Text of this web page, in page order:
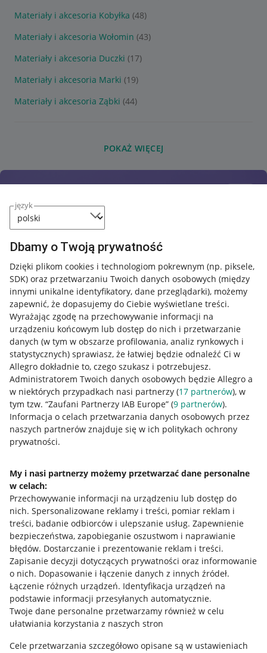
język
Dbamy o Twoją prywatność
Dzięki plikom cookies i technologiom pokrewnym (np. piksele,
SDK) oraz przetwarzaniu Twoich danych osobowych (między
innymi unikalne identyfikatory, dane przeglądarki), możemy
zapewnić, że dopasujemy do Ciebie wyświetlane treści.
Wyrażając zgodę na przechowywanie informacji na
urządzeniu końcowym lub dostęp do nich i przetwarzanie
danych (w tym w obszarze profilowania, analiz rynkowych i
statystycznych) sprawiasz, że łatwiej będzie odnaleźć Ci w
Allegro dokładnie to, czego szukasz i potrzebujesz.
Administratorem Twoich danych osobowych będzie Allegro a
w niektórych przypadkach nasi partnerzy (17 partnerów), w
tym tzw. “Zaufani Partnerzy IAB Europe” (9 partnerów).
Informacja o celach przetwarzania danych osobowych przez
naszych partnerów znajduje się w ich politykach ochrony
prywatności.
My i nasi partnerzy możemy przetwarzać dane personalne
w celach:
Przechowywanie informacji na urządzeniu lub dostęp do
nich. Spersonalizowane reklamy i treści, pomiar reklam i
treści, badanie odbiorców i ulepszanie usług. Zapewnienie
bezpieczeństwa, zapobieganie oszustwom i naprawianie
błędów. Dostarczanie i prezentowanie reklam i treści.
Zapisanie decyzji dotyczących prywatności oraz informowanie
o nich. Dopasowanie i łączenie danych z innych źródeł.
Łączenie różnych urządzeń. Identyfikacja urządzeń na
podstawie informacji przesyłanych automatycznie.
Twoje dane personalne przetwarzamy również w celu
ułatwiania korzystania z naszych stron
Cele przetwarzania szczegółowo opisane są w ustawieniach
Materiały i akcesoria Kobyłka (48)
Materiały i akcesoria Wołomin (43)
Materiały i akcesoria Duczki (17)
Materiały i akcesoria Marki (19)
Materiały i akcesoria Ząbki (44)
POKAŻ WIĘCEJ
Przydatne informacje
Jak to działa
Allegro Gadane dla sprzedających
Allegro Gadane dla kupujących
Mapa miejscowości
Informacje prawne
Regulamin
Polityka plików "cookies"
Ustawienia plików "cookies"
Udostępnianie lokalizacji